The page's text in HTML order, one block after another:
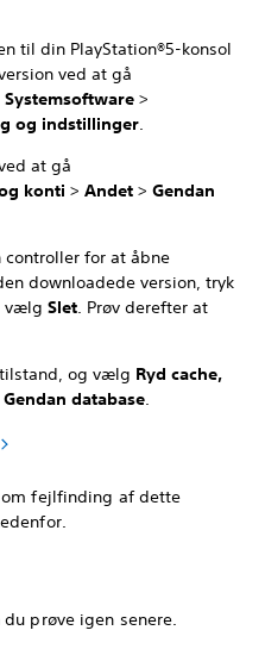
til din PlayStation®5-konsol
ved at gå
Systemsoftware >
og indstillinger.
at gå
konti > Andet > Gendan
controller for at åbne
downloadede version, tryk
vælg Slet. Prøv derefter at
og vælg Ryd cache,
Gendan database.
fejlfinding af dette
prøve igen senere.